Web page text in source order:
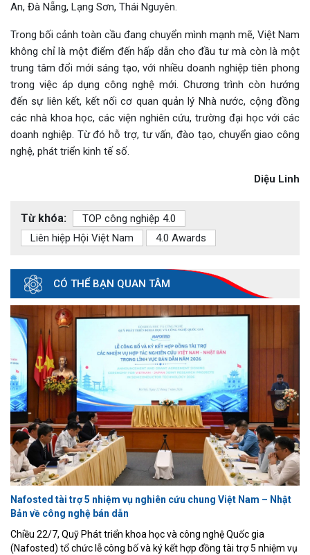
An, Đà Nẵng, Lạng Sơn, Thái Nguyên.
Trong bối cảnh toàn cầu đang chuyển mình mạnh mẽ, Việt Nam
không chỉ là một điểm đến hấp dẫn cho đầu tư mà còn là một
trung tâm đổi mới sáng tạo, với nhiều doanh nghiệp tiên phong
trong việc áp dụng công nghệ mới. Chương trình còn hướng
đến sự liên kết, kết nối cơ quan quản lý Nhà nước, cộng đồng
các nhà khoa học, các viện nghiên cứu, trường đại học với các
doanh nghiệp. Từ đó hỗ trợ, tư vấn, đào tạo, chuyển giao công
nghệ, phát triển kinh tế số.
Diệu Linh
Từ khóa:
TOP công nghiệp 4.0
Liên hiệp Hội Việt Nam
4.0 Awards
CÓ THỂ BẠN QUAN TÂM
Nafosted tài trợ 5 nhiệm vụ nghiên cứu chung Việt Nam – Nhật
Bản về công nghệ bán dẫn
Chiều 22/7, Quỹ Phát triển khoa học và công nghệ Quốc gia
(Nafosted) tổ chức lễ công bố và ký kết hợp đồng tài trợ 5 nhiệm vụ